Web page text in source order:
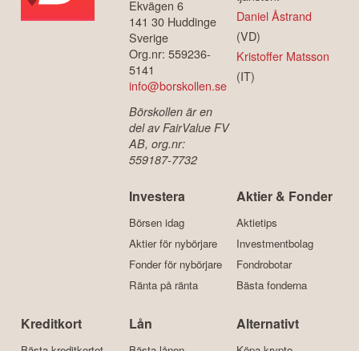
Ekvägen 6
141 30 Huddinge
Sverige
Org.nr: 559236-
5141
info@borskollen.se
Börskollen är en
del av FairValue FV
AB, org.nr:
559187-7732
Daniel Åstrand
(VD)
Kristoffer Matsson
(IT)
Investera
Börsen idag
Aktier för nybörjare
Fonder för nybörjare
Ränta på ränta
Aktier & Fonder
Aktietips
Investmentbolag
Fondrobotar
Bästa fonderna
Kreditkort Lån Alternativt